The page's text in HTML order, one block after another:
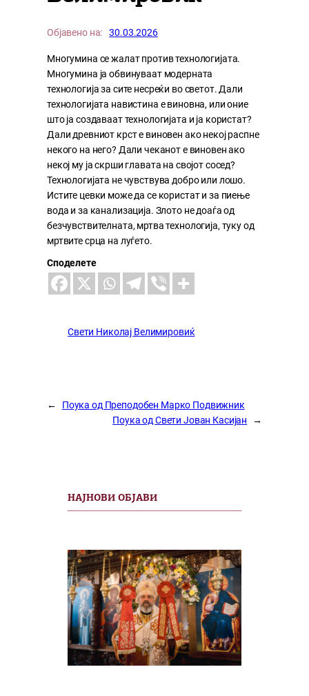
Објавено на: 30.03.2026
Многумина се жалат против технологијата.
Многумина ја обвинуваат модерната
технологија за сите несреќи во светот. Дали
технологијата навистина е виновна, или оние
што ја создаваат технологијата и ја користат?
Дали древниот крст е виновен ако некој распне
некого на него? Дали чеканот е виновен ако
некој му ја скрши главата на својот сосед?
Технологијата не чувствува добро или лошо.
Истите цевки може да се користат и за пиење
вода и за канализација. Злото не доаѓа од
безчувствителната, мртва технологија, туку од
мртвите срца на луѓето.
Споделете
Свети Николај Велимировиќ
←
Поука од Преподобен Марко Подвижник
Поука од Свети Јован Касијан
→
НАЈНОВИ ОБЈАВИ